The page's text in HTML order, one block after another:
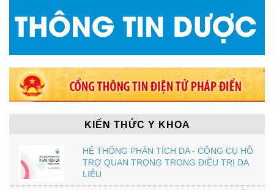
KIẾN THỨC Y KHOA
HỆ THỐNG PHÂN TÍCH DA - CÔNG CỤ HỖ
TRỢ QUAN TRỌNG TRONG ĐIỀU TRỊ DA
LIỄU